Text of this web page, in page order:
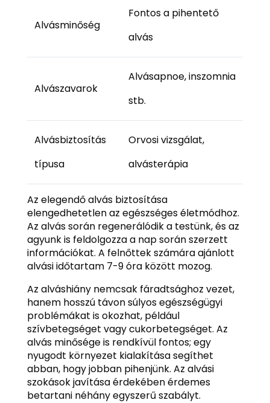
Alvásminőség
Fontos a pihentető
alvás
Alvászavarok
Alvásapnoe, inszomnia
stb.
Alvásbiztosítás
típusa
Orvosi vizsgálat,
alvásterápia
Az elegendő alvás biztosítása
elengedhetetlen az egészséges életmódhoz.
Az alvás során regenerálódik a testünk, és az
agyunk is feldolgozza a nap során szerzett
információkat. A felnőttek számára ajánlott
alvási időtartam 7-9 óra között mozog.
Az alváshiány nemcsak fáradtsághoz vezet,
hanem hosszú távon súlyos egészségügyi
problémákat is okozhat, például
szívbetegséget vagy cukorbetegséget. Az
alvás minősége is rendkívül fontos; egy
nyugodt környezet kialakítása segíthet
abban, hogy jobban pihenjünk. Az alvási
szokások javítása érdekében érdemes
betartani néhány egyszerű szabályt.